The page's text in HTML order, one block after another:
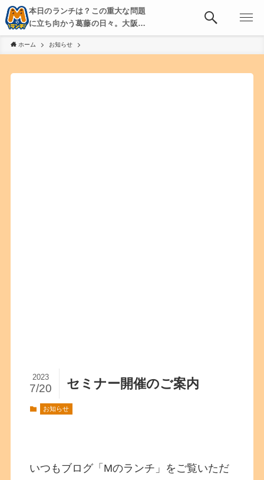
本日のランチは？この重大な問題
に立ち向かう葛藤の日々。大阪・
京都・神戸を中心とした食べ歩
き、飲み歩きを綴る。
ホーム お知らせ
セミナー開催のご案内
2023
7/20
お知らせ
いつもブログ「Mのランチ」をご覧いただ